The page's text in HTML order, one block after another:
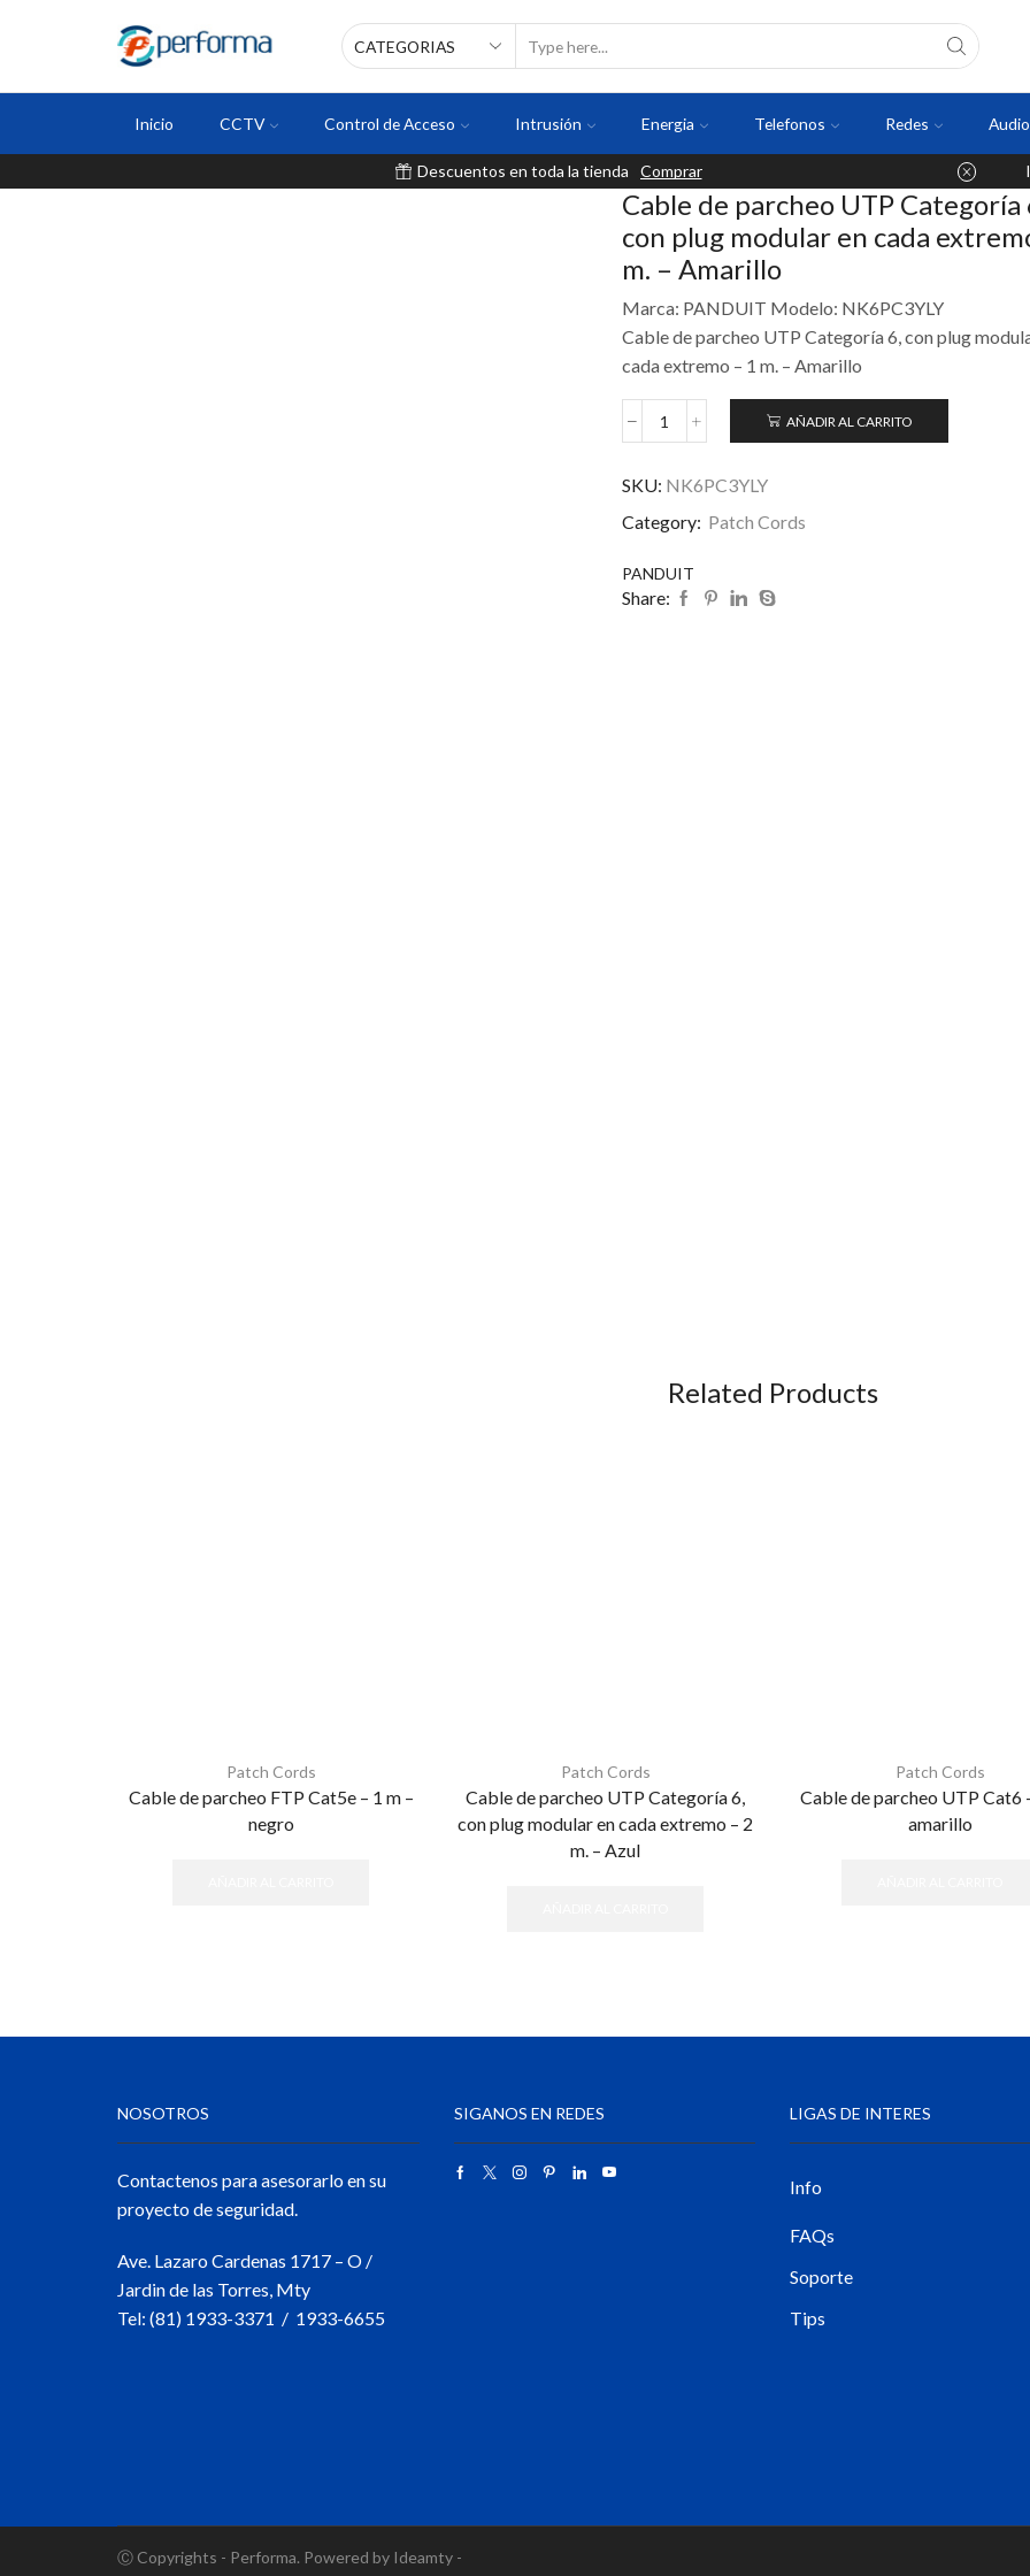
Inicio CCTV Control de Acceso Intrusión Energia Telefonos Redes Audio
Descuentos en toda la tienda Comprar
Cable de parcheo UTP Categoría
con plug modular en cada
m. – Amarillo
Marca: PANDUIT Modelo: NK6PC3YLY
Cable de parcheo UTP Categoría 6, con plug
cada extremo – 1 m. – Amarillo
AÑADIR AL CARRITO
SKU: NK6PC3YLY
Category: Patch Cords
PANDUIT
Share:
Related Products
Patch Cords
Cable de parcheo FTP Cat5e – 1 m –
negro
Patch Cords
Cable de parcheo UTP Categoría 6,
con plug modular en cada extremo – 2
m. – Azul
Patch Cords
Cable de parcheo UTP Cat6
amarillo
NOSOTROS
Contactenos para asesorarlo en su
proyecto de seguridad.
Ave. Lazaro Cardenas 1717 – O /
Jardin de las Torres, Mty
Tel: (81) 1933-3371 / 1933-6655
SIGANOS EN REDES LIGAS DE INTERES
Info
FAQs
Soporte
Tips
Ⓒ Copyrights - Performa. Powered by Ideamty -